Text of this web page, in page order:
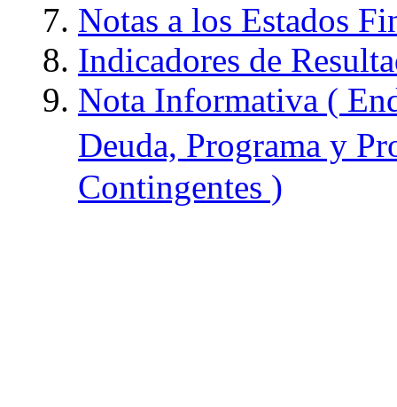
Notas a los Estados
Indicadores de
Nota Informativa (
Deuda, Programa y
Contingentes )